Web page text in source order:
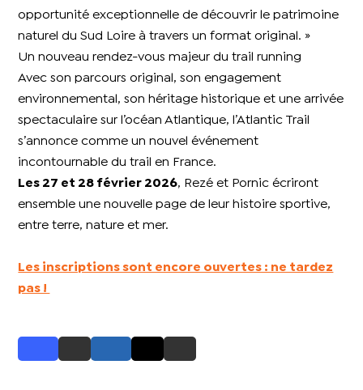
opportunité exceptionnelle de découvrir le patrimoine
naturel du Sud Loire à travers un format original. »
Un nouveau rendez-vous majeur du trail running
Avec son parcours original, son engagement
environnemental, son héritage historique et une arrivée
spectaculaire sur l’océan Atlantique, l’Atlantic Trail
s’annonce comme un nouvel événement
incontournable du trail en France.
Les 27 et 28 février 2026, Rezé et Pornic écriront
ensemble une nouvelle page de leur histoire sportive,
entre terre, nature et mer.
Les inscriptions sont encore ouvertes : ne tardez
pas !